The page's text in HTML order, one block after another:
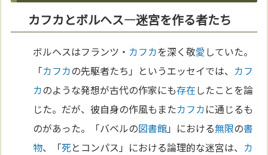
カフカとボルヘス—迷宮を作る者たち
ボルヘスはフランツ・ カフカを深く敬愛していた。
「カフカの先駆者たち」というエッセイでは、 カフ
カのような発想が古代の作家にも存在したことを論
じた。だが、彼自身の作風もまたカフカに通じるも
のがあった。「バベルの図書館」における無限の書
物、「死とコンパス」における論理的な迷宮は、 カ